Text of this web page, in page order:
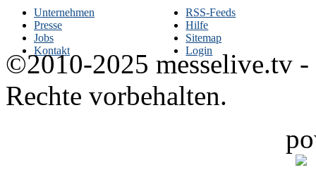
Unternehmen
Presse
Jobs
Kontakt
RSS-Feeds
Hilfe
Sitemap
Login
©2010-2025 messelive.tv -
Rechte vorbehalten.